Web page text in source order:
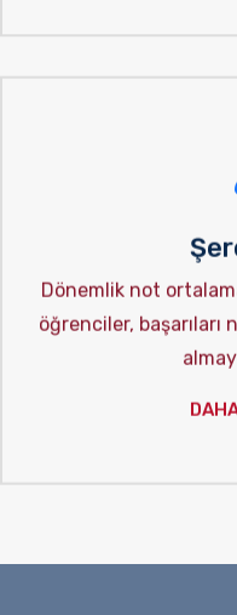
Dönemlik not
öğrenciler,